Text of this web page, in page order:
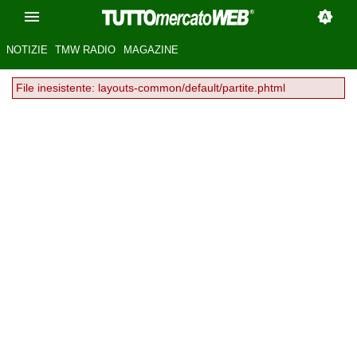
NOTIZIE TMW RADIO MAGAZINE
File inesistente: layouts-common/default/partite.phtml